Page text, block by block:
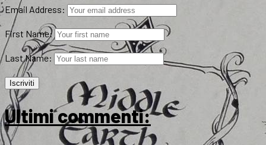
Email Address:
First Name:
Last Name:
Ultimi commenti: